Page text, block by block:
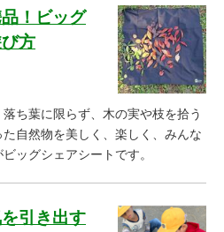
！ビッグ
方
ち葉に限らず、木の実や枝を拾う
自然物を美しく、楽しく、みんな
ッグシェアシートです。
引き出す